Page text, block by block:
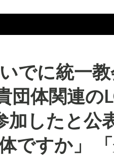
でに統一
団体関連の
したと公
ですか」